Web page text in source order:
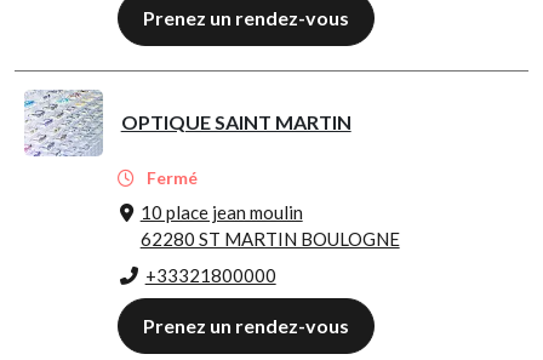
Prenez un rendez-vous
OPTIQUE SAINT MARTIN
Fermé
10 place jean moulin
62280 ST MARTIN BOULOGNE
+33321800000
Prenez un rendez-vous